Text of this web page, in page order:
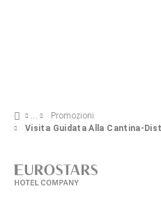
Promozioni
Visita Guidata Alla Cantina-